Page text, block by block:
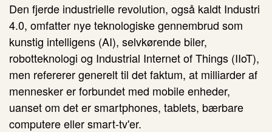
Den fjerde industrielle revolution, også kaldt Industri
4.0, omfatter nye teknologiske gennembrud som
kunstig intelligens (AI), selvkørende biler,
robotteknologi og Industrial Internet of Things (IIoT),
men refererer generelt til det faktum, at milliarder af
mennesker er forbundet med mobile enheder,
uanset om det er smartphones, tablets, bærbare
computere eller smart-tv'er.